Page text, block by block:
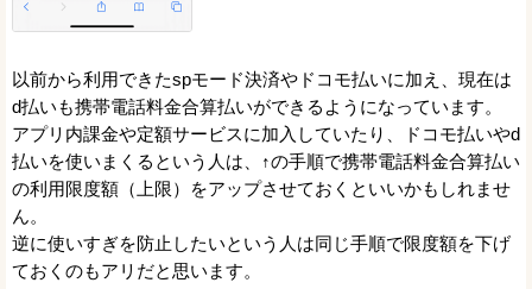
以前から利用できたspモード決済やドコモ払いに加え、現在は
d払いも携帯電話料金合算払いができるようになっています。
アプリ内課金や定額サービスに加入していたり、ドコモ払いやd
払いを使いまくるという人は、↑の手順で携帯電話料金合算払い
の利用限度額（上限）をアップさせておくといいかもしれませ
ん。
逆に使いすぎを防止したいという人は同じ手順で限度額を下げ
ておくのもアリだと思います。